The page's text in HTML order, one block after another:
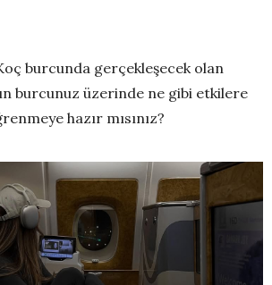
burcunda gerçekleşecek olan
burcunuz üzerinde ne gibi etkilere
hazır mısınız?